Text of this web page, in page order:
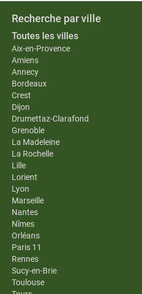
Recherche par ville
Toutes les villes
Aix-en-Provence
Amiens
Annecy
Bordeaux
Crest
Dijon
Drumettaz-Clarafond
Grenoble
La Madeleine
La Rochelle
Lille
Lorient
Lyon
Marseille
Nantes
Nîmes
Orléans
Paris 11
Rennes
Sucy-en-Brie
Toulouse